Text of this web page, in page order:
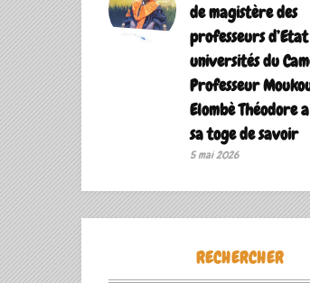
de magistère des
professeurs
universités du
Professeur
Elombè Théodore
sa toge de savoir ‎
5 mai 2026
RECHERCHER